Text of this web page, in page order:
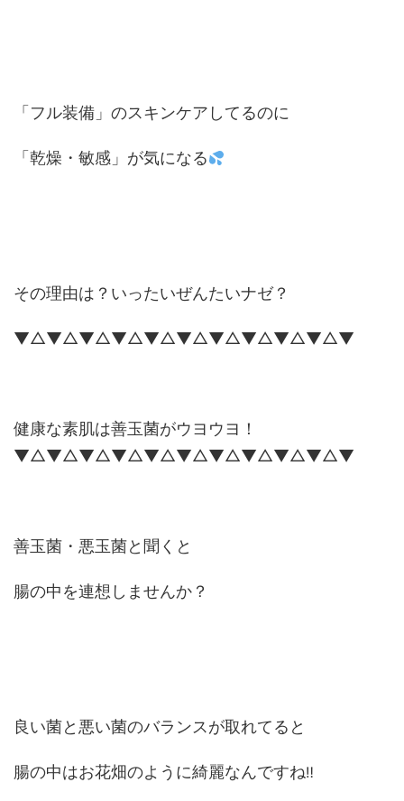
「フル装備」のスキンケアしてるのに
「乾燥・敏感」が気になる
その理由は？いったいぜんたいナゼ？
▼△▼△▼△▼△▼△▼△▼△▼△▼△▼△▼
健康な素肌は善玉菌がウヨウヨ！
▼△▼△▼△▼△▼△▼△▼△▼△▼△▼△▼
善玉菌・悪玉菌と聞くと
腸の中を連想しませんか？
良い菌と悪い菌のバランスが取れてると
腸の中はお花畑のように綺麗なんですね‼